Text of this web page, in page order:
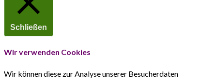
Schließen
Wir verwenden Cookies
Wir können diese zur Analyse unserer Besucherdaten